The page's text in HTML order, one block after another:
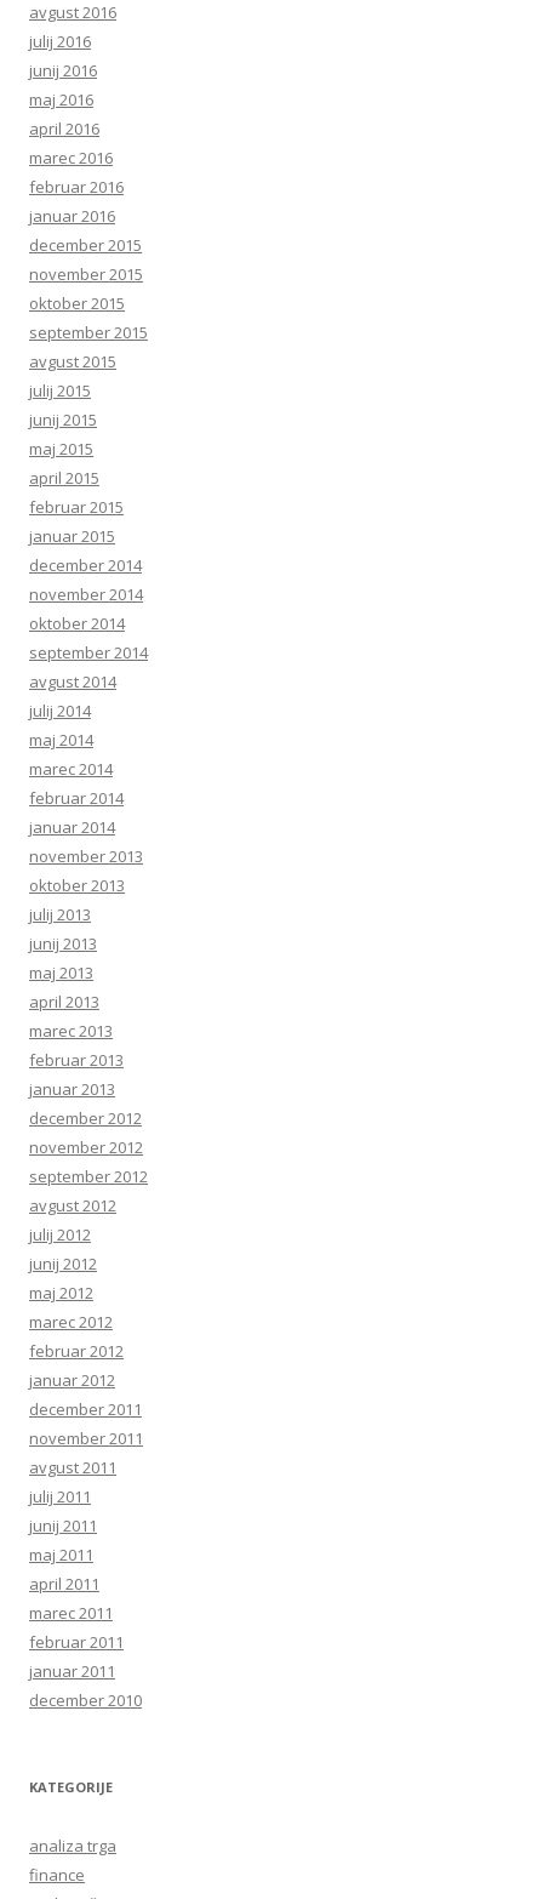
avgust 2016
julij 2016
junij 2016
maj 2016
april 2016
marec 2016
februar 2016
januar 2016
december 2015
november 2015
oktober 2015
september 2015
avgust 2015
julij 2015
junij 2015
maj 2015
april 2015
februar 2015
januar 2015
december 2014
november 2014
oktober 2014
september 2014
avgust 2014
julij 2014
maj 2014
marec 2014
februar 2014
januar 2014
november 2013
oktober 2013
julij 2013
junij 2013
maj 2013
april 2013
marec 2013
februar 2013
januar 2013
december 2012
november 2012
september 2012
avgust 2012
julij 2012
junij 2012
maj 2012
marec 2012
februar 2012
januar 2012
december 2011
november 2011
avgust 2011
julij 2011
junij 2011
maj 2011
april 2011
marec 2011
februar 2011
januar 2011
december 2010
KATEGORIJE
analiza trga
finance